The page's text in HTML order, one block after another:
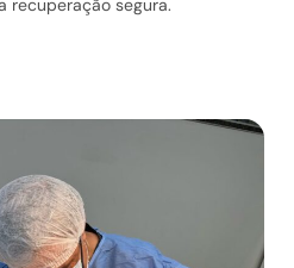
recuperação segura.